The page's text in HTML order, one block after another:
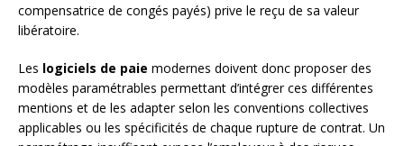
compensatrice de congés payés) prive le reçu de sa valeur
libératoire.
Les logiciels de paie modernes doivent donc proposer des
modèles paramétrables permettant d’intégrer ces différentes
mentions et de les adapter selon les conventions collectives
applicables ou les spécificités de chaque rupture de contrat. Un